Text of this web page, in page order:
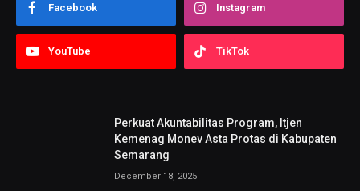
Facebook Instagram
YouTube TikTok
Perkuat Akuntabilitas Program, Itjen
Kemenag Monev Asta Protas di Kabupaten
Semarang
December 18, 2025